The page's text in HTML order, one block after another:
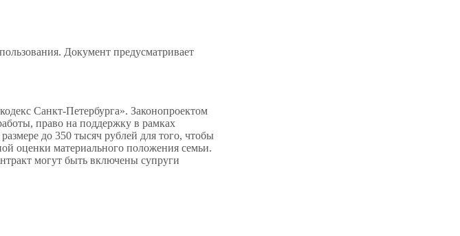
Документ предусматривает
Санкт‑Петербурга». Законопроектом
право на поддержку в рамках
до 350 тысяч рублей для того, чтобы
оценки материального положения семьи.
могут быть включены супруги